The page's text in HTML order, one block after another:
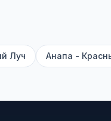
в пути и цену.
Луч Анапа -